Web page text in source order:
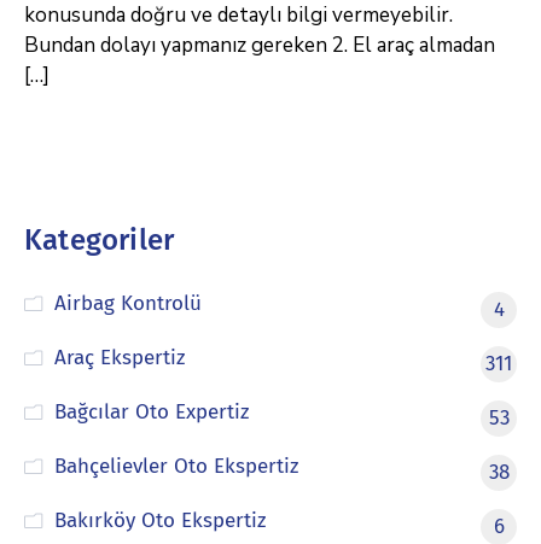
konusunda doğru ve detaylı bilgi vermeyebilir.
Bundan dolayı yapmanız gereken 2. El araç almadan
[…]
Kategoriler
Airbag Kontrolü
4
Araç Ekspertiz
311
Bağcılar Oto Expertiz
53
Bahçelievler Oto Ekspertiz
38
Bakırköy Oto Ekspertiz
6